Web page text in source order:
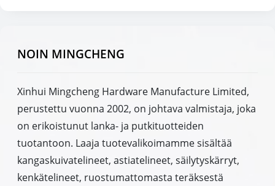
NOIN MINGCHENG
Xinhui Mingcheng Hardware Manufacture Limited,
perustettu vuonna 2002, on johtava valmistaja, joka
on erikoistunut lanka- ja putkituotteiden
tuotantoon. Laaja tuotevalikoimamme sisältää
kangaskuivatelineet, astiatelineet, säilytyskärryt,
kenkätelineet, ruostumattomasta teräksestä